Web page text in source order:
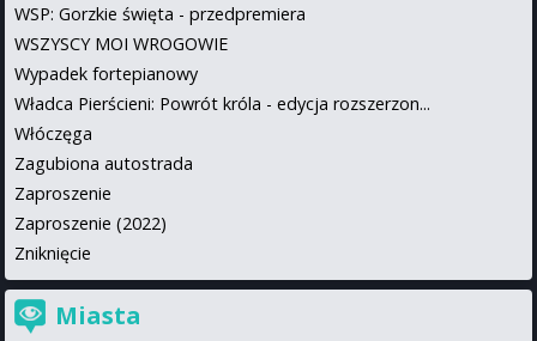
WSP: Gorzkie święta - przedpremiera
WSZYSCY MOI WROGOWIE
Wypadek fortepianowy
Władca Pierścieni: Powrót króla - edycja rozszerzon...
Włóczęga
Zagubiona autostrada
Zaproszenie
Zaproszenie (2022)
Zniknięcie
Miasta